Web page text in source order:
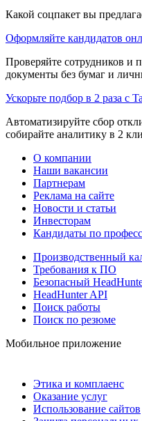
Какой соцпакет вы
Оформляйте кандидатов
Проверяйте сотрудников и
документы без бумаг и
Ускорьте подбор в 2 раза с
Автоматизируйте сбор
собирайте аналитику в 2
О компании
Наши вакансии
Партнерам
Реклама на сайте
Новости и статьи
Инвесторам
Кандидаты по
Производственный
Требования к ПО
Безопасный
HeadHunter API
Поиск работы
Поиск по резюме
Мобильное приложение
Этика и комплаенс
Оказание услуг
Использование сайтов